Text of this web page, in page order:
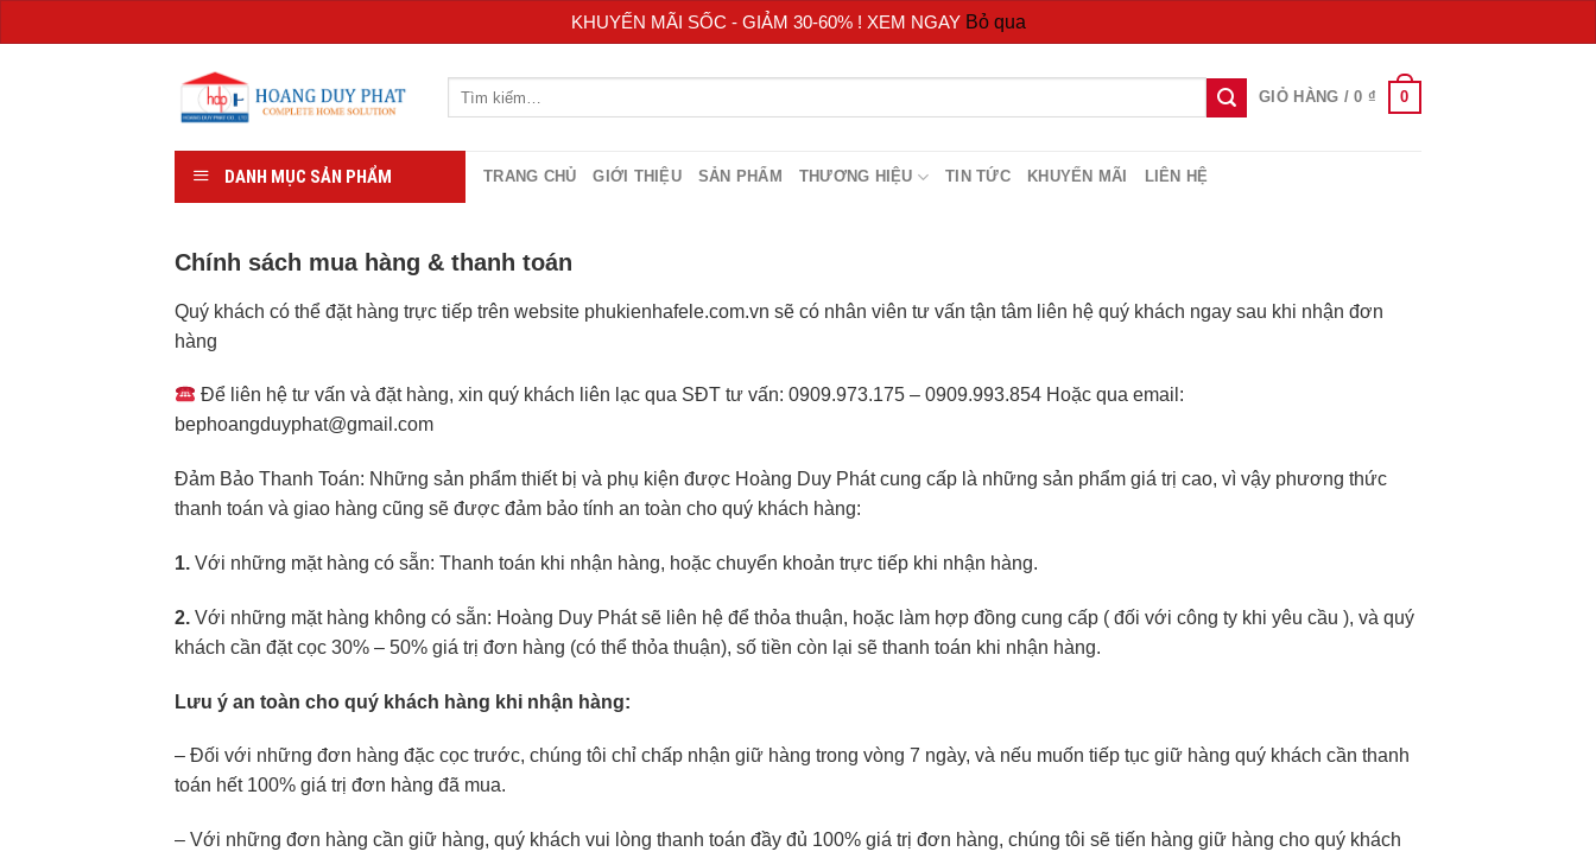
KHUYẾN MÃI SỐC - GIẢM 30-60% ! XEM NGAY Bỏ qua
GIỎ HÀNG /0 ₫ 0
DANH MỤC SẢN PHẨM TRANG CHỦ GIỚI THIỆU SẢN PHẨM THƯƠNG HIỆU TIN TỨC KHUYẾN MÃI LIÊN HỆ
Chính sách mua hàng & thanh toán
Quý khách có thể đặt hàng trực tiếp trên website phukienhafele.com.vn sẽ có nhân viên tư vấn tận tâm liên hệ quý khách ngay sau khi nhận đơn
hàng
Để liên hệ tư vấn và đặt hàng, xin quý khách liên lạc qua SĐT tư vấn: 0909.973.175 – 0909.993.854 Hoặc qua email:
bephoangduyphat@gmail.com
Đảm Bảo Thanh Toán: Những sản phẩm thiết bị và phụ kiện được Hoàng Duy Phát cung cấp là những sản phẩm giá trị cao, vì vậy phương thức
thanh toán và giao hàng cũng sẽ được đảm bảo tính an toàn cho quý khách hàng:
1. Với những mặt hàng có sẵn: Thanh toán khi nhận hàng, hoặc chuyển khoản trực tiếp khi nhận hàng.
2. Với những mặt hàng không có sẵn: Hoàng Duy Phát sẽ liên hệ để thỏa thuận, hoặc làm hợp đồng cung cấp ( đối với công ty khi yêu cầu ), và quý
khách cần đặt cọc 30% – 50% giá trị đơn hàng (có thể thỏa thuận), số tiền còn lại sẽ thanh toán khi nhận hàng.
Lưu ý an toàn cho quý khách hàng khi nhận hàng:
– Đối với những đơn hàng đặc cọc trước, chúng tôi chỉ chấp nhận giữ hàng trong vòng 7 ngày, và nếu muốn tiếp tục giữ hàng quý khách cần thanh
toán hết 100% giá trị đơn hàng đã mua.
– Với những đơn hàng cần giữ hàng, quý khách vui lòng thanh toán đầy đủ 100% giá trị đơn hàng, chúng tôi sẽ tiến hàng giữ hàng cho quý khách